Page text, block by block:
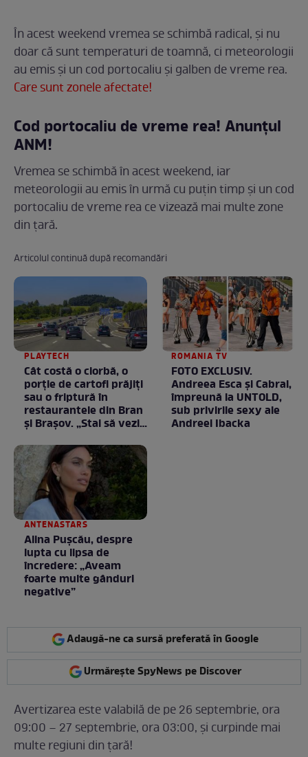
În acest weekend vremea se schimbă radical, și nu
doar că sunt temperaturi de toamnă, ci meteorologii
au emis și un cod portocaliu și galben de vreme rea.
Care sunt zonele afectate!
Cod portocaliu de vreme rea! Anunțul
ANM!
Vremea se schimbă în acest weekend, iar
meteorologii au emis în urmă cu puțin timp și un cod
portocaliu de vreme rea ce vizează mai multe zone
din țară.
Articolul continuă după recomandări
PLAYTECH
Cât costă o ciorbă, o
porţie de cartofi prăjiţi
sau o friptură în
restaurantele din Bran
şi Braşov. „Stai să vezi
ROMANIA TV
FOTO EXCLUSIV.
Andreea Esca şi Cabral,
împreună la UNTOLD,
sub privirile sexy ale
Andreei Ibacka
ANTENASTARS
Alina Pușcău, despre
lupta cu lipsa de
încredere: „Aveam
foarte multe gânduri
negative”
Adaugă-ne ca sursă preferată în Google
Urmărește SpyNews pe Discover
Avertizarea este valabilă de pe 26 septembrie, ora
09:00 – 27 septembrie, ora 03:00, și curpinde mai
multe regiuni din țară!